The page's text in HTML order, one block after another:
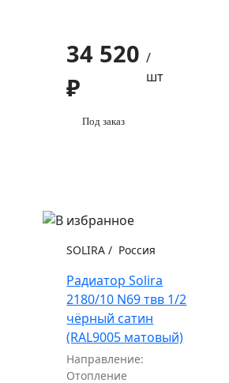
34 520
₽
/
шт
Под заказ
SOLIRA / Россия
Радиатор Solira
2180/10 N69 твв 1/2
чёрный сатин
(RAL9005 матовый)
Направление:
Отопление